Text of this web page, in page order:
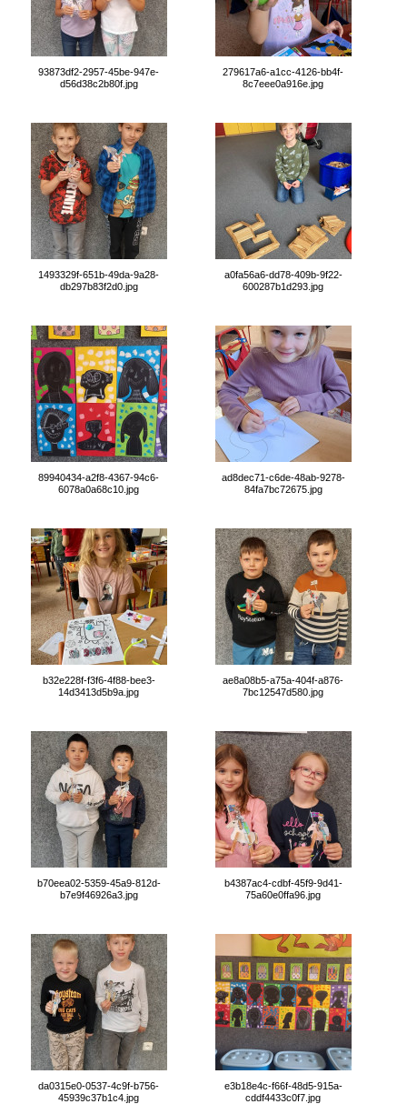
93873df2-2957-45be-947e-
d56d38c2b80f.jpg
279617a6-a1cc-4126-bb4f-
8c7eee0a916e.jpg
1493329f-651b-49da-9a28-
db297b83f2d0.jpg
a0fa56a6-dd78-409b-9f22-
600287b1d293.jpg
89940434-a2f8-4367-94c6-
6078a0a68c10.jpg
ad8dec71-c6de-48ab-9278-
84fa7bc72675.jpg
b32e228f-f3f6-4f88-bee3-
14d3413d5b9a.jpg
ae8a08b5-a75a-404f-a876-
7bc12547d580.jpg
b70eea02-5359-45a9-812d-
b7e9f46926a3.jpg
b4387ac4-cdbf-45f9-9d41-
75a60e0ffa96.jpg
da0315e0-0537-4c9f-b756-
45939c37b1c4.jpg
e3b18e4c-f66f-48d5-915a-
cddf4433c0f7.jpg